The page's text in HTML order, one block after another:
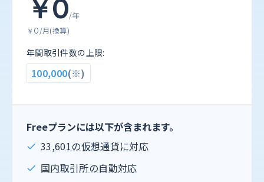
￥0/年
￥0 /月(換算)
年間取引件数の上限:
100,000(※)
Freeプランには以下が含まれます。
33,601の仮想通貨に対応
国内取引所の自動対応